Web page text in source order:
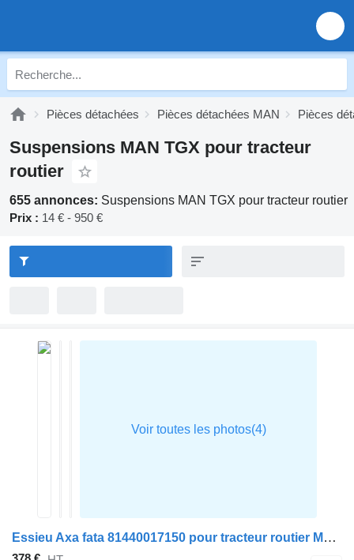
Pièces détachées Pièces détachées MAN Pièces
Suspensions MAN TGX pour tracteur
routier
655 annonces: Suspensions MAN TGX pour tracteur routier
Prix : 14 € - 950 €
Essieu Axa fata 81440017150 pour tracteur routier MAN TGX